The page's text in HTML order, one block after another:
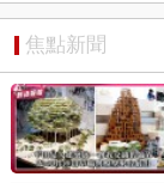
焦點新聞